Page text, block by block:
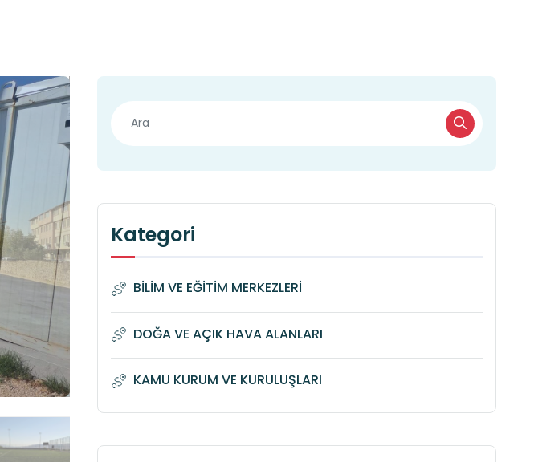
Kategori
BİLİM VE EĞİTİM MERKEZLERİ
DOĞA VE AÇIK HAVA ALANLARI
KAMU KURUM VE KURULUŞLARI